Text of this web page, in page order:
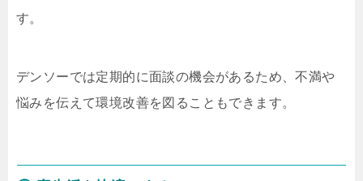
す。
デンソーでは定期的に面談の機会があるため、不満や
悩みを伝えて環境改善を図ることもできます。